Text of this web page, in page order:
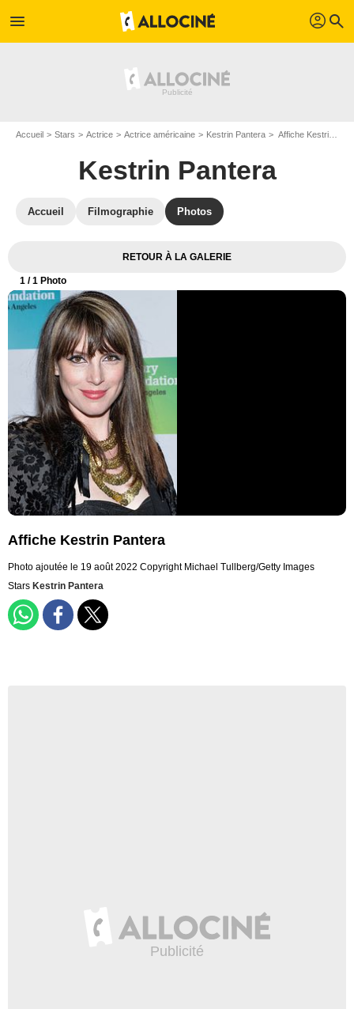
menu profil search
Accueil Stars Actrice Actrice américaine Kestrin Pantera Affiche Kestrin Pantera
Kestrin Pantera
Accueil Filmographie Photos
RETOUR À LA GALERIE
1 / 1 Photo
Affiche Kestrin Pantera
Photo ajoutée le 19 août 2022 Copyright Michael Tullberg/Getty Images
Stars Kestrin Pantera